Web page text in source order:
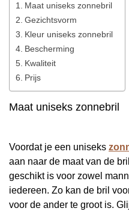
Maat uniseks zonnebril
Gezichtsvorm
Kleur uniseks zonnebril
Bescherming
Kwaliteit
Prijs
Maat uniseks zonnebril
Voordat je een uniseks
aan naar de maat van de
geschikt is voor zowel
iedereen. Zo kan de bril
voor de ander te groot is.